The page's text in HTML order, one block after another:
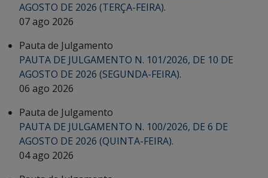
AGOSTO DE 2026 (TERÇA-FEIRA).
07 ago 2026
Pauta de Julgamento
PAUTA DE JULGAMENTO N. 101/2026, DE 10 DE
AGOSTO DE 2026 (SEGUNDA-FEIRA).
06 ago 2026
Pauta de Julgamento
PAUTA DE JULGAMENTO N. 100/2026, DE 6 DE
AGOSTO DE 2026 (QUINTA-FEIRA).
04 ago 2026